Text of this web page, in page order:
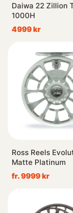
Daiwa 22 Zillion
1000H
4999 kr
Ross Reels
Matte Platinum
fr. 9999 kr